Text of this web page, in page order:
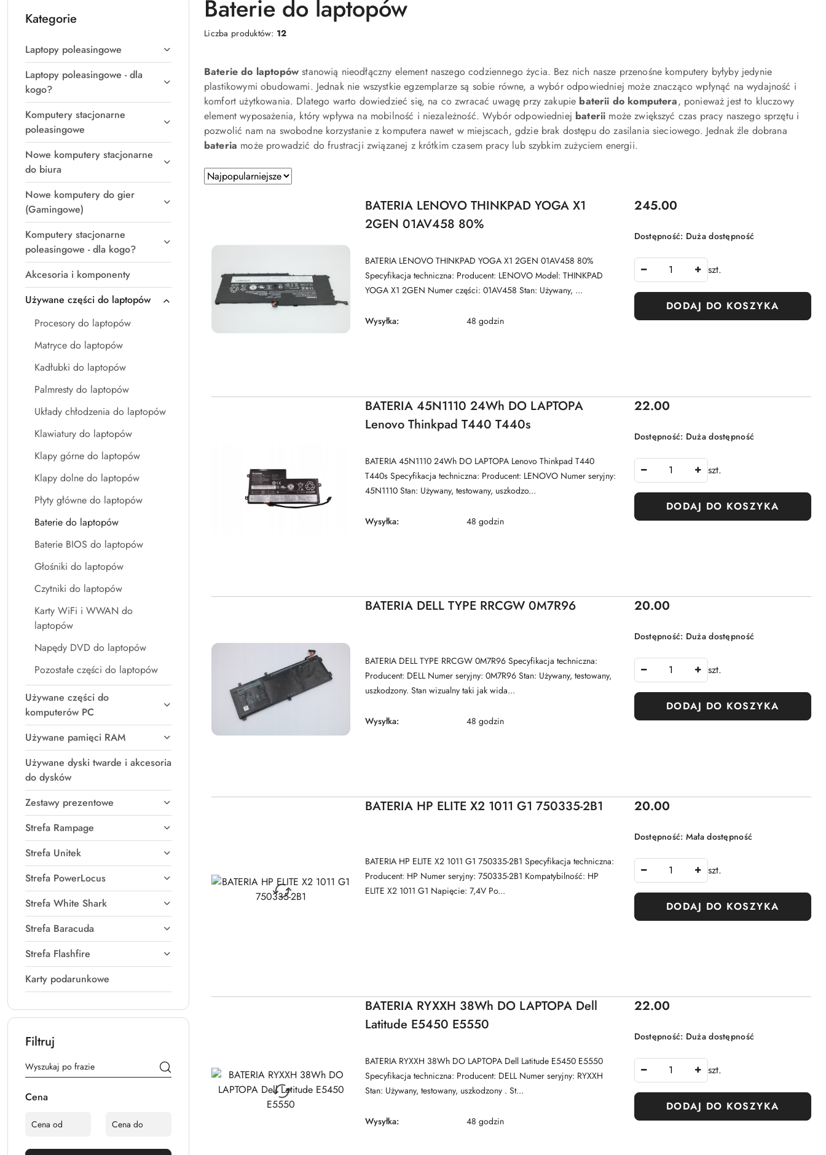
Kategorie
Laptopy poleasingowe
Laptopy poleasingowe - dla
kogo?
Komputery stacjonarne
poleasingowe
Nowe komputery stacjonarne
do biura
Nowe komputery do gier
(Gamingowe)
Komputery stacjonarne
poleasingowe - dla kogo?
Akcesoria i komponenty
Używane części do laptopów
Procesory do laptopów
Matryce do laptopów
Kadłubki do laptopów
Palmresty do laptopów
Układy chłodzenia do laptopów
Klawiatury do laptopów
Klapy górne do laptopów
Klapy dolne do laptopów
Płyty główne do laptopów
Baterie do laptopów
Baterie BIOS do laptopów
Głośniki do laptopów
Czytniki do laptopów
Karty WiFi i WWAN do
laptopów
Napędy DVD do laptopów
Pozostałe części do laptopów
Używane części do
komputerów PC
Używane pamięci RAM
Używane dyski twarde i akcesoria
do dysków
Zestawy prezentowe
Strefa Rampage
Strefa Unitek
Strefa PowerLocus
Strefa White Shark
Strefa Baracuda
Strefa Flashfire
Karty podarunkowe
Filtruj
Cena
Baterie do laptopów
Liczba produktów: 12
Baterie do laptopów stanowią nieodłączny element naszego codziennego życia. Bez nich nasze przenośne komputery byłyby jedynie
plastikowymi obudowami. Jednak nie wszystkie egzemplarze są sobie równe, a wybór odpowiedniej może znacząco wpłynąć na wydajność i
komfort użytkowania. Dlatego warto dowiedzieć się, na co zwracać uwagę przy zakupie baterii do komputera, ponieważ jest to kluczowy
element wyposażenia, który wpływa na mobilność i niezależność. Wybór odpowiedniej baterii może zwiększyć czas pracy naszego sprzętu i
pozwolić nam na swobodne korzystanie z komputera nawet w miejscach, gdzie brak dostępu do zasilania sieciowego. Jednak źle dobrana
bateria może prowadzić do frustracji związanej z krótkim czasem pracy lub szybkim zużyciem energii.
Zastosowano
sortowanie:
Sortuj
według
BATERIA LENOVO THINKPAD YOGA X1
2GEN 01AV458 80%
BATERIA LENOVO THINKPAD YOGA X1 2GEN 01AV458 80%
Specyfikacja techniczna: Producent: LENOVO Model: THINKPAD
YOGA X1 2GEN Numer części: 01AV458 Stan: Używany, ...
Wysyłka: 48 godzin
Cena:
245.00
Dostępność: Duża dostępność
szt.
DODAJ DO KOSZYKA
BATERIA 45N1110 24Wh DO LAPTOPA
Lenovo Thinkpad T440 T440s
BATERIA 45N1110 24Wh DO LAPTOPA Lenovo Thinkpad T440
T440s Specyfikacja techniczna: Producent: LENOVO Numer seryjny:
45N1110 Stan: Używany, testowany, uszkodzo...
Wysyłka: 48 godzin
Cena:
22.00
Dostępność: Duża dostępność
szt.
DODAJ DO KOSZYKA
BATERIA DELL TYPE RRCGW 0M7R96
BATERIA DELL TYPE RRCGW 0M7R96 Specyfikacja techniczna:
Producent: DELL Numer seryjny: 0M7R96 Stan: Używany, testowany,
uszkodzony. Stan wizualny taki jak wida...
Wysyłka: 48 godzin
Cena:
20.00
Dostępność: Duża dostępność
szt.
DODAJ DO KOSZYKA
BATERIA HP ELITE X2 1011 G1 750335-2B1
BATERIA HP ELITE X2 1011 G1 750335-2B1 Specyfikacja techniczna:
Producent: HP Numer seryjny: 750335-2B1 Kompatybilność: HP
ELITE X2 1011 G1 Napięcie: 7,4V Po...
Cena:
20.00
Dostępność: Mała dostępność
szt.
DODAJ DO KOSZYKA
BATERIA RYXXH 38Wh DO LAPTOPA Dell
Latitude E5450 E5550
BATERIA RYXXH 38Wh DO LAPTOPA Dell Latitude E5450 E5550
Specyfikacja techniczna: Producent: DELL Numer seryjny: RYXXH
Stan: Używany, testowany, uszkodzony . St...
Wysyłka: 48 godzin
Cena:
22.00
Dostępność: Duża dostępność
szt.
DODAJ DO KOSZYKA